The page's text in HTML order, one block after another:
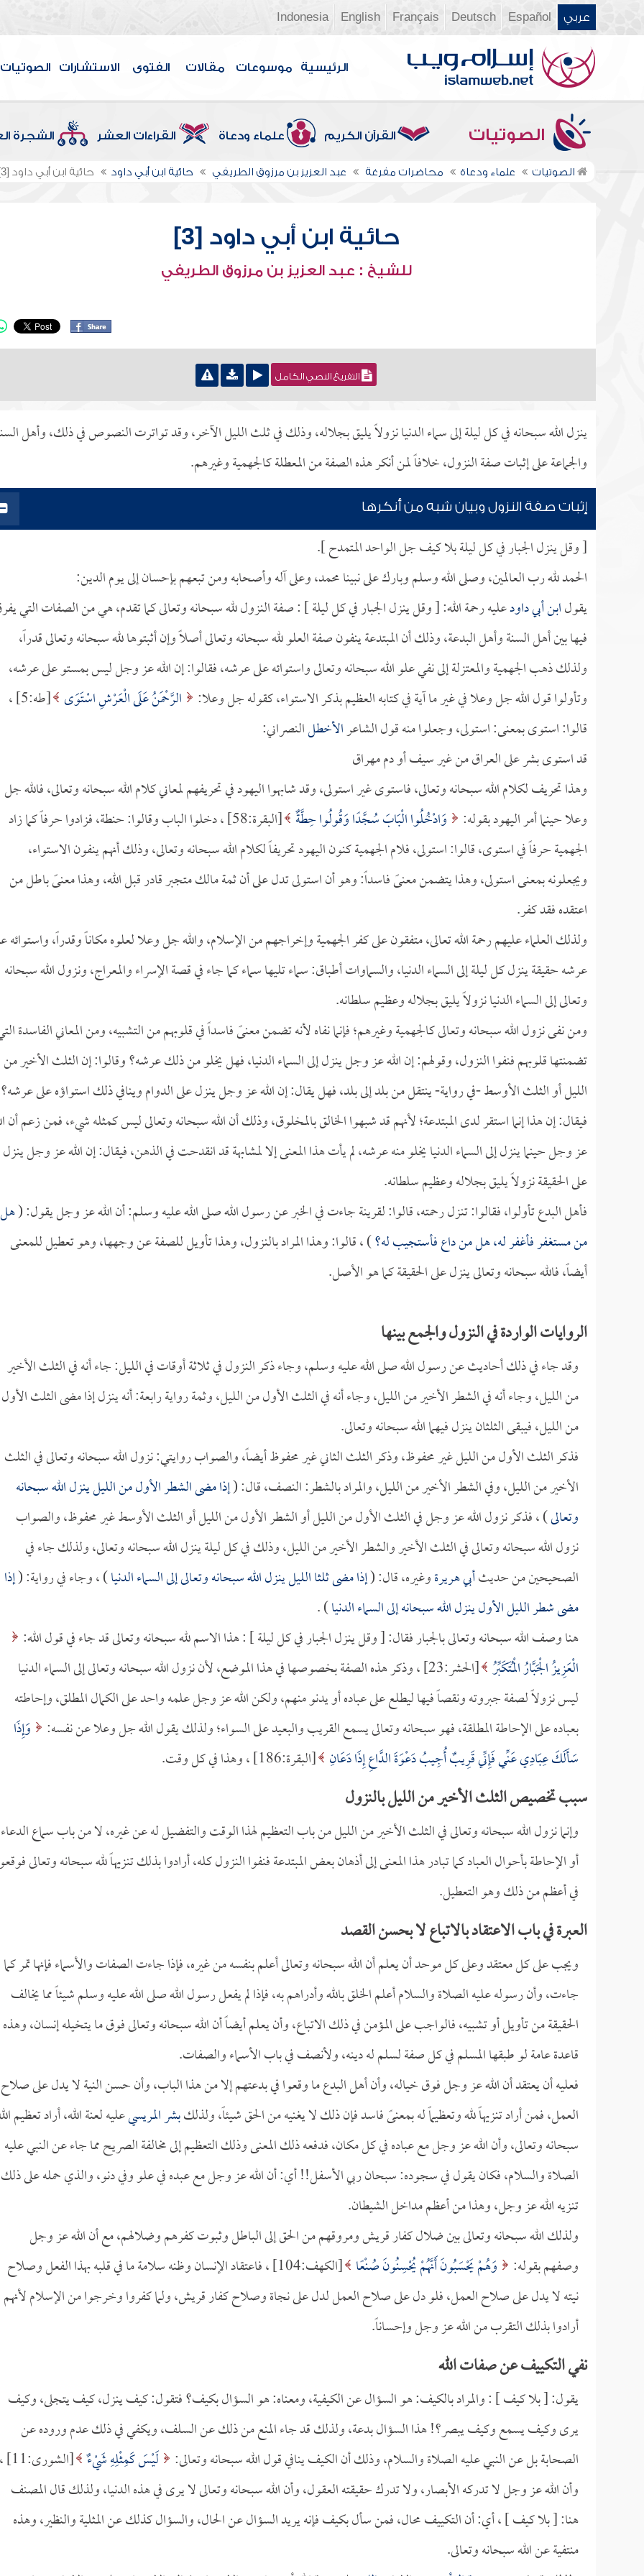
عربي Español
Deutsch
Français
English
Indonesia
الرئيسية موسوعات مقالات الفتوى الاستشارات الصوتيات
الصوتيات القرآن الكريم علماء ودعاة القراءات العشر الشجرة
الصوتيات علماء ودعاة محاضرات مفرغة عبد العزيز بن مرزوق الطريفي حائية ابن أبي داود حائية ابن أبي داود [3]
حائية ابن أبي داود [3]
للشيخ : عبد العزيز بن مرزوق الطريفي
التفريغ النصي الكامل
ينزل الله سبحانه في كل ليلة إلى سماء الدنيا نزولاً يليق بجلاله، وذلك في ثلث الليل الآخر، وقد تواترت النصوص في ذلك، وأهل
والجماعة على إثبات صفة النزول، خلافاً لمن أنكر هذه الصفة من المعطلة كالجهمية وغيرهم.
إثبات صفة النزول وبيان شبه من أنكرها
[ وقل ينزل الجبار في كل ليلة بلا كيف جل الواحد المتمدح ].
الحمد لله رب العالمين، وصلى الله وسلم وبارك على نبينا محمد، وعلى آله وأصحابه ومن تبعهم بإحسان إلى يوم الدين:
يقولابن أبي داودعليه رحمة الله: [ وقل ينزل الجبار في كل ليلة ] : صفة النزول لله سبحانه وتعالى كما تقدم، هي من الصفات التي
فيها بين أهل السنة وأهل البدعة، وذلك أن المبتدعة ينفون صفة العلو لله سبحانه وتعالى أصلاً وإن أثبتوها لله سبحانه وتعالى قدراً،
ولذلك ذهب الجهمية والمعتزلة إلى نفي علو الله سبحانه وتعالى واستوائه على عرشه، فقالوا: إن الله عز وجل ليس بمستو على عرشه،
وتأولوا قول الله جل وعلا في غير ما آية في كتابه العظيم بذكر الاستواء، كقوله جل وعلا:
الرَّحْمَنُ عَلَى الْعَرْشِ اسْتَوَى
[طه:5] ،
قالوا: استوى بمعنى: استولى، وجعلوا منه قول الشاعرالأخطلالنصراني:
قد استوى بشر على العراق من غير سيف أو دم مهراق
وهذا تحريف لكلام الله سبحانه وتعالى، فاستوى غير استولى، وقد شابهوا اليهود في تحريفهم لمعاني كلام الله سبحانه وتعالى، فالله جل
وعلا حينما أمر اليهود بقوله:
وَادْخُلُوا الْبَابَ سُجَّدًا وَقُولُوا حِطَّةٌ
[البقرة:58] ، دخلوا الباب وقالوا: حنطة، فزادوا حرفاً كما زاد
الجهمية حرفاً في استوى، قالوا: استولى، فلام الجهمية كنون اليهود تحريفاً لكلام الله سبحانه وتعالى، وذلك أنهم ينفون الاستواء،
ويجعلونه بمعنى استولى، وهذا يتضمن معنىً فاسداً: وهو أن استولى تدل على أن ثمة مالك متجبر قادر قبل الله، وهذا معنىً باطل من
اعتقده فقد كفر.
ولذلك العلماء عليهم رحمة الله تعالى، متفقون على كفر الجهمية وإخراجهم من الإسلام، والله جل وعلا لعلوه مكاناً وقدراً، واستوائه
عرشه حقيقة ينزل كل ليلة إلى السماء الدنيا، والسماوات أطباق: سماء تليها سماء كما جاء في قصة الإسراء والمعراج، ونزول الله سبحانه
وتعالى إلى السماء الدنيا نزولاً يليق بجلاله وعظيم سلطانه.
ومن نفى نزول الله سبحانه وتعالى كالجهمية وغيرهم؛ فإنما نفاه لأنه تضمن معنىً فاسداً في قلوبهم من التشبيه، ومن المعاني الفاسدة
تضمنتها قلوبهم فنفوا النزول، وقولهم: إن الله عز وجل ينزل إلى السماء الدنيا، فهل يخلو من ذلك عرشه؟ وقالوا: إن الثلث الأخير من
الليل أو الثلث الأوسط -في رواية- ينتقل من بلد إلى بلد، فهل يقال: إن الله عز وجل ينزل على الدوام وينافي ذلك استواؤه على عرشه؟
فيقال: إن هذا إنما استقر لدى المبتدعة؛ لأنهم قد شبهوا الخالق بالمخلوق، وذلك أن الله سبحانه وتعالى ليس كمثله شيء، فمن زعم أن
عز وجل حينما ينزل إلى السماء الدنيا يخلو منه عرشه، لم يأت هذا المعنى إلا لمشابهة قد انقدحت في الذهن، فيقال: إن الله عز وجل ينزل
على الحقيقة نزولاً يليق بجلاله وعظيم سلطانه.
فأهل البدع تأولوا، فقالوا: تنزل رحمته، قالوا: لقرينة جاءت في الخبر عن رسول الله صلى الله عليه وسلم: أن الله عز وجل يقول: (هل
من مستغفر فأغفر له، هل من داع فأستجيب له؟) ، قالوا: وهذا المراد بالنزول، وهذا تأويل للصفة عن وجهها، وهو تعطيل للمعنى
أيضاً، فالله سبحانه وتعالى ينزل على الحقيقة كما هو الأصل.
الروايات الواردة في النزول والجمع بينها
وقد جاء في ذلك أحاديث عن رسول الله صلى الله عليه وسلم، وجاء ذكر النزول في ثلاثة أوقات في الليل: جاء أنه في الثلث الأخير
من الليل، وجاء أنه في الشطر الأخير من الليل، وجاء أنه في الثلث الأول من الليل، وثمة رواية رابعة: أنه ينزل إذا مضى الثلث الأول
من الليل، فيبقى الثلثان ينزل فيهما الله سبحانه وتعالى.
فذكر الثلث الأول من الليل غير محفوظ، وذكر الثلث الثاني غير محفوظ أيضاً، والصواب روايتي: نزول الله سبحانه وتعالى في الثلث
الأخير من الليل، وفي الشطر الأخير من الليل، والمراد بالشطر: النصف، قال: (إذا مضى الشطر الأول من الليل ينزل الله سبحانه
وتعالى) ، فذكر نزول الله عز وجل في الثلث الأول من الليل أو الشطر الأول من الليل أو الثلث الأوسط غير محفوظ، والصواب
نزول الله سبحانه وتعالى في الثلث الأخير والشطر الأخير من الليل، وذلك في كل ليلة ينزل الله سبحانه وتعالى، ولذلك جاء في
الصحيحين من حديثأبي هريرةوغيره، قال: (إذا مضى ثلثا الليل ينزل الله سبحانه وتعالى إلى السماء الدنيا) ، وجاء في رواية: (إذا
مضى شطر الليل الأول ينزل الله سبحانه إلى السماء الدنيا) .
هنا وصف الله سبحانه وتعالى بالجبار فقال: [ وقل ينزل الجبار في كل ليلة ] : هذا الاسم لله سبحانه وتعالى قد جاء في قول الله:
الْعَزِيزُ الْجَبَّارُ الْمُتَكَبِّرُ
[الحشر:23] ، وذكر هذه الصفة بخصوصها في هذا الموضع، لأن نزول الله سبحانه وتعالى إلى السماء الدنيا
ليس نزولاً لصفة جبروته ونقصاً فيها ليطلع على عباده أو يدنو منهم، ولكن الله عز وجل علمه واحد على الكمال المطلق، وإحاطته
بعباده على الإحاطة المطلقة، فهو سبحانه وتعالى يسمع القريب والبعيد على السواء؛ ولذلك يقول الله جل وعلا عن نفسه:
وَإِذَا
سَأَلَكَ عِبَادِي عَنِّي فَإِنِّي قَرِيبٌ أُجِيبُ دَعْوَةَ الدَّاعِ إِذَا دَعَانِ [البقرة:186] ، وهذا في كل وقت.
سبب تخصيص الثلث الأخير من الليل بالنزول
وإنما نزول الله سبحانه وتعالى في الثلث الأخير من الليل من باب التعظيم لهذا الوقت والتفضيل له عن غيره، لا من باب سماع الدعاء
أو الإحاطة بأحوال العباد كما تبادر هذا المعنى إلى أذهان بعض المبتدعة فنفوا النزول كله، أرادوا بذلك تنزيهاً لله سبحانه وتعالى
في أعظم من ذلك وهو التعطيل.
العبرة في باب الاعتقاد بالاتباع لا بحسن القصد
ويجب على كل معتقد وعلى كل موحد أن يعلم أن الله سبحانه وتعالى أعلم بنفسه من غيره، فإذا جاءت الصفات والأسماء فإنها تمر كما
جاءت، وأن رسوله عليه الصلاة والسلام أعلم الخلق بالله وأدراهم به، فإذا لم يفعل رسول الله صلى الله عليه وسلم شيئاً مما يخالف
الحقيقة من تأويل أو تشبيه، فالواجب على المؤمن في ذلك الاتباع، وأن يعلم أيضاً أن الله سبحانه وتعالى فوق ما يتخيله إنسان، وهذه
قاعدة عامة لو طبقها المسلم في كل صفة لسلم له دينه، ولأنصف في باب الأسماء والصفات.
فعليه أن يعتقد أن الله عز وجل فوق خياله، وأن أهل البدع ما وقعوا في بدعتهم إلا من هذا الباب، وأن حسن النية لا يدل على صلاح
العمل، فمن أراد تنزيهاً لله وتعظيماً له بمعنىً فاسد فإن ذلك لا يغنيه من الحق شيئاً، ولذلكبشر المريسيعليه لعنة الله، أراد تعظيم
سبحانه وتعالى، وأن الله عز وجل مع عباده في كل مكان، فدفعه ذلك المعنى وذلك التعظيم إلى مخالفة الصريح مما جاء عن النبي عليه
الصلاة والسلام، فكان يقول في سجوده: سبحان ربي الأسفل!! أي: أن الله عز وجل مع عبده في علو وفي دنو، والذي حمله على ذلك
تنزيه الله عز وجل، وهذا من أعظم مداخل الشيطان.
ولذلك الله سبحانه وتعالى بين ضلال كفار قريش ومروقهم من الحق إلى الباطل وثبوت كفرهم وضلالهم، مع أن الله عز وجل
وصفهم بقوله:
وَهُمْ يَحْسَبُونَ أَنَّهُمْ يُحْسِنُونَ صُنْعًا
[الكهف:104] ، فاعتقاد الإنسان وظنه سلامة ما في قلبه بهذا الفعل وصلاح
نيته لا يدل على صلاح العمل، فلو دل على صلاح العمل لدل على نجاة وصلاح كفار قريش، ولما كفروا وخرجوا من الإسلام لأنهم
أرادوا بذلك التقرب من الله عز وجل وإحساناً.
نفي التكييف عن صفات الله
يقول: [ بلا كيف ] : والمراد بالكيف: هو السؤال عن الكيفية، ومعناه: هو السؤال بكيف؟ فتقول: كيف ينزل، كيف يتجلى، وكيف
يرى وكيف يسمع وكيف يبصر؟! هذا السؤال بدعة، ولذلك قد جاء المنع من ذلك عن السلف، ويكفي في ذلك عدم وروده عن
الصحابة بل عن النبي عليه الصلاة والسلام، وذلك أن الكيف ينافي قول الله سبحانه وتعالى: لَيْسَ كَمِثْلِهِ شَيْءٌ
وأن الله عز وجل لا تدركه الأبصار، ولا تدرك حقيقته العقول، وأن الله سبحانه وتعالى لا يرى في هذه الدنيا، ولذلك قال المصنف
هنا: [ بلا كيف ] ، أي: أن التكييف محال، فمن سأل بكيف فإنه يريد السؤال عن الحال، والسؤال كذلك عن المثلية والنظير، وهذه
منتفية عن الله سبحانه وتعالى.